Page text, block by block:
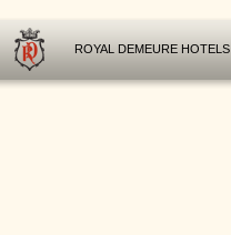
ROYAL DEMEURE HOTELS